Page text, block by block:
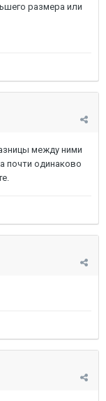
размера или
между ними
почти одинаково